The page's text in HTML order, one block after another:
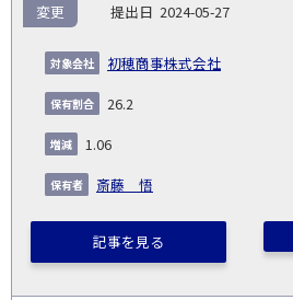
NO.
告
義
務
発
生
日
出
コー
象
2024-05-27
初穂商事株式会社
変更
26.2
1.06
斎藤 悟
記事を見る